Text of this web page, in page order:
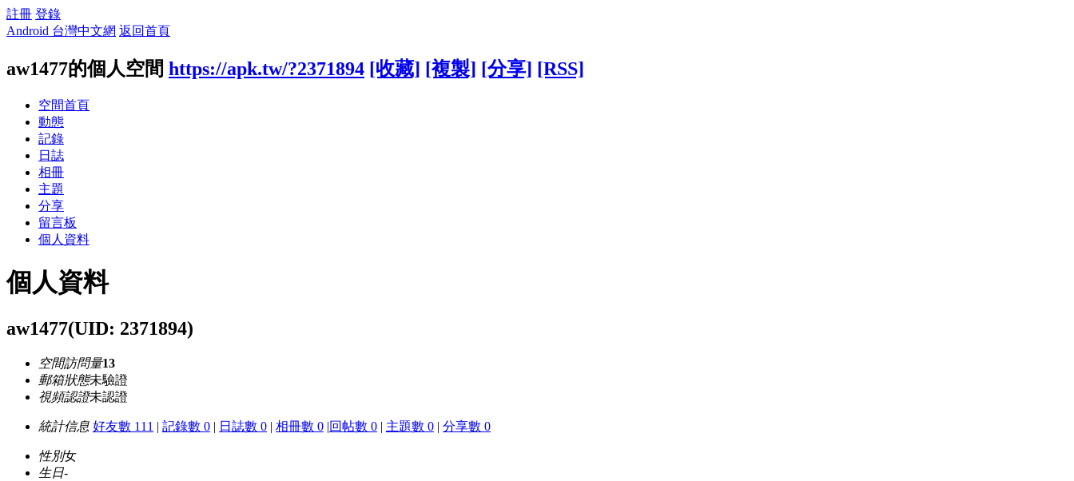
註冊 登錄
Android 台灣中文網 返回首頁
aw1477的個人空間 https://apk.tw/?2371894 [收藏] [複製] [分享] [RSS]
空間首頁
動態
記錄
日誌
相冊
主題
分享
留言板
個人資料
個人資料
aw1477(UID: 2371894)
空間訪問量13
郵箱狀態未驗證
視頻認證未認證
統計信息 好友數 111 | 記錄數 0 | 日誌數 0 | 相冊數 0 |回帖數 0 | 主題數 0 | 分享數 0
性別女
生日-